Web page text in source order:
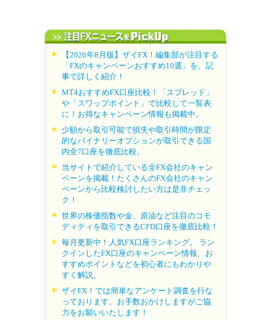
【2026年8月版】ザイFX！編集部が注目する
「FXのキャンペーンおすすめ10選」を、記
事で詳しく紹介！
MT4おすすめFX口座比較！「スプレッド」
や「スワップポイント」で比較して一覧表
に！お得なキャンペーン情報も掲載中。
少額から取引可能で損失や取引時間が限定
的なバイナリーオプションが取引できる国
内全7口座を徹底比較。
当サイトで紹介している全FX会社のキャン
ペーンを掲載！たくさんのFX会社のキャン
ペーンから比較検討したい方は是非チェッ
ク！
世界の株価指数や金、原油など注目のコモ
ディティを取引できるCFD口座を徹底比較！
毎月更新中！人気FX口座ランキング。 ラン
クインしたFX口座のキャンペーン情報、お
すすめポイントなどを初心者にもわかりや
すく解説。
ザイFX！では簡単なアンケート調査を行な
っております。お手数おかけしますがご協
力をお願いいたします！